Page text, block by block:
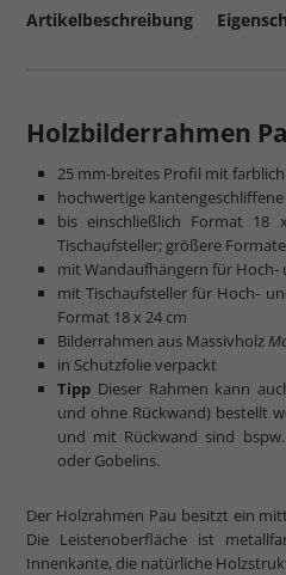
mehr zum Normalglas
Artikelbeschreibung
Holzbilderrahmen
25 mm-breites Profil mit
hochwertige
bis einschließlich Format
Tischaufsteller; größere
mit Wandaufhängern für
mit Tischaufsteller für Hoch-
Format 18 x 24 cm
Bilderrahmen aus Massivholz
in Schutzfolie verpackt
Tipp Dieser Rahmen kann
und ohne Rückwand) bestellt
und mit Rückwand sind
oder Gobelins.
Der Holzrahmen Pau besitzt ein
Die Leistenoberfläche ist
Innenkante, die natürliche